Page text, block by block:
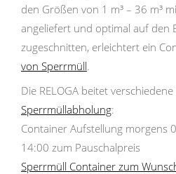
den Größen von 1 m³ – 36 m³
angeliefert und optimal auf den
zugeschnitten, erleichtert ein
von Sperrmüll.
Die RELOGA beitet
Sperrmüllabholung:
Container Aufstellung morgens
14:00 zum Pauschalpreis
Sperrmüll Container zum